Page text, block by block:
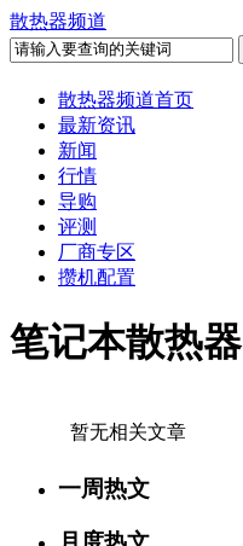
散热器频道
散热器频道首页
最新资讯
新闻
行情
导购
评测
厂商专区
攒机配置
笔记本散热器
暂无相关文章
一周热文